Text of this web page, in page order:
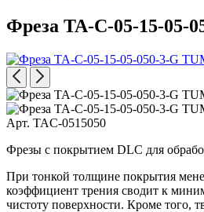
Фреза TA-C-05-15-05-
Арт. TAC-0515050
Фрезы с покрытием DLC для
При тонкой толщине покрытия
коэффициент трения сводит к
чистоту поверхности. Кроме того,